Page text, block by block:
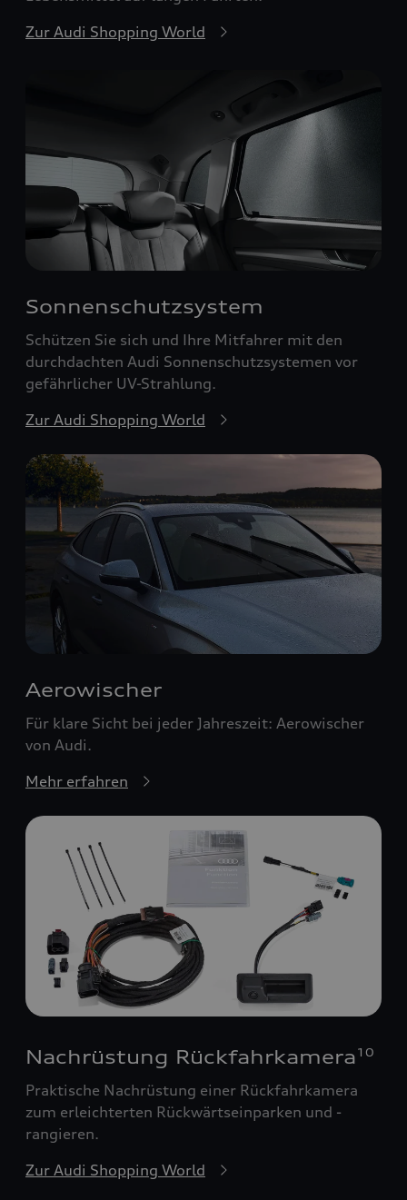
Zur Audi Shopping World
Sonnenschutzsystem
Schützen Sie sich und Ihre Mitfahrer mit den
durchdachten Audi Sonnenschutzsystemen vor
gefährlicher UV-Strahlung.
Zur Audi Shopping World
Aerowischer
Für klare Sicht bei jeder Jahreszeit: Aerowischer
von Audi.
Mehr erfahren
Nachrüstung Rückfahrkamera 10
Praktische Nachrüstung einer Rückfahrkamera
zum erleichterten Rückwärtseinparken und -
rangieren.
Zur Audi Shopping World